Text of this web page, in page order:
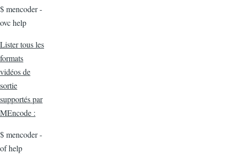
$ mencoder -
ovc help
Lister tous les
formats
vidéos de
sortie
supportés par
MEncode :
$ mencoder -
of help